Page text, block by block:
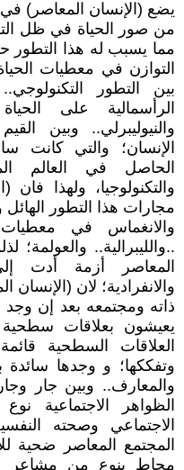
يضع (الإنسان المعاصر) في
من صور الحياة في ظل
مما يسبب له هذا التطور
التوازن في معطيات
بين التطور
الرأسمالية على
والنيوليبرلي.. وبين
الإنسان؛ والتي كانت
الحاصل في العالم
والتكنولوجيا، ولهذا
مجارات هذا التطور
والانغماس في معطيات
..والليبرالية..
المعاصر أزمة أدت
والانفرادية؛ لان
ذاته ومجتمعه بعد إن وجد
يعيشون بعلاقات
العلاقات السطحية
وتفككها؛ و وجدها سائدة
والمعارف.. وبين جار
الظواهر الاجتماعية
الاجتماعي وصحته
المجتمع المعاصر ضحية
محاط بنوع من مشاعر